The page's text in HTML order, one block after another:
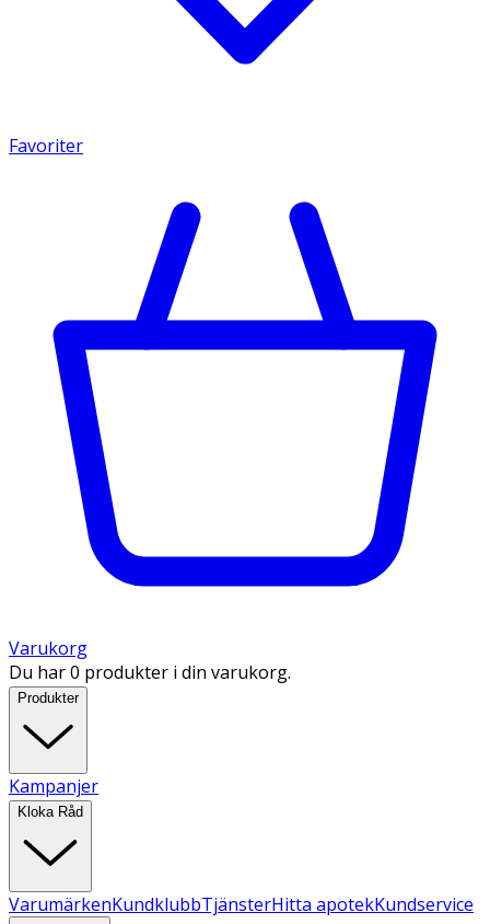
Favoriter
Varukorg
Du har 0 produkter i din varukorg.
Produkter
Kampanjer
Kloka Råd
VarumärkenKundklubbTjänsterHitta apotekKundservice